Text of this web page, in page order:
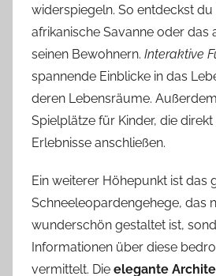
widerspiegeln. So entdeckst
afrikanische Savanne oder das
seinen Bewohnern. Interaktive
spannende Einblicke in das
deren Lebensräume.
Spielplätze für Kinder, die
Erlebnisse anschließen.
Ein weiterer Höhepunkt ist das
Schneeleopardengehege, das
wunderschön gestaltet ist,
Informationen über diese
vermittelt. Die elegante